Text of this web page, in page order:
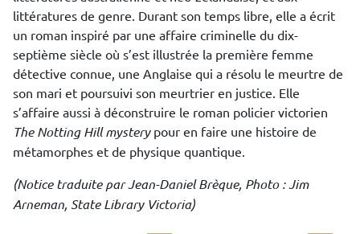
littératures de genre. Durant son temps libre, elle a écrit
un roman inspiré par une affaire criminelle du dix-
septième siècle où s’est illustrée la première femme
détective connue, une Anglaise qui a résolu le meurtre de
son mari et poursuivi son meurtrier en justice. Elle
s’affaire aussi à déconstruire le roman policier victorien
The Notting Hill mysterypour en faire une histoire de
métamorphes et de physique quantique.
(Notice traduite par Jean-Daniel Brèque, Photo : Jim
Arneman, State Library Victoria)